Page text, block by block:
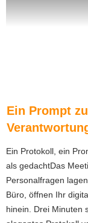
Ein Prompt
Ein Protokoll, ein
als gedachtDas
Personalfragen
Büro, öffnen Ihr
hinein. Drei Minuten